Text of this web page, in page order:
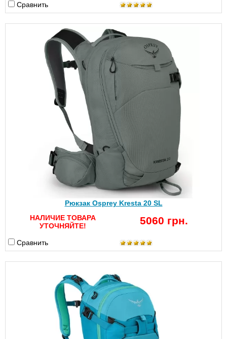
Сравнить
Рюкзак Osprey Kresta 20 SL
НАЛИЧИЕ ТОВАРА
УТОЧНЯЙТЕ!
5060 грн.
Сравнить